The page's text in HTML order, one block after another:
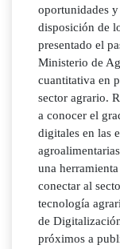
oportunidades
disposición de
presentado el
Ministerio de
cuantitativa en
sector agrario.
a conocer el
digitales en las
una
conectar al
tecnología
de
próximos a